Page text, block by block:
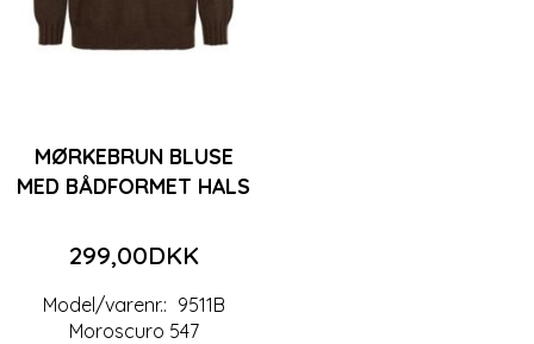
MØRKEBRUN BLUSE
MED BÅDFORMET HALS
299,00DKK
Model/varenr.: 9511B
Moroscuro 547